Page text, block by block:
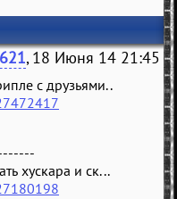
, 18 Июня 14 21:45
с друзьями..
хускара и ск...